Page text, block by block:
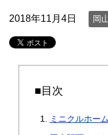
2018年11月4日 岡
■目次
ミニクルホー